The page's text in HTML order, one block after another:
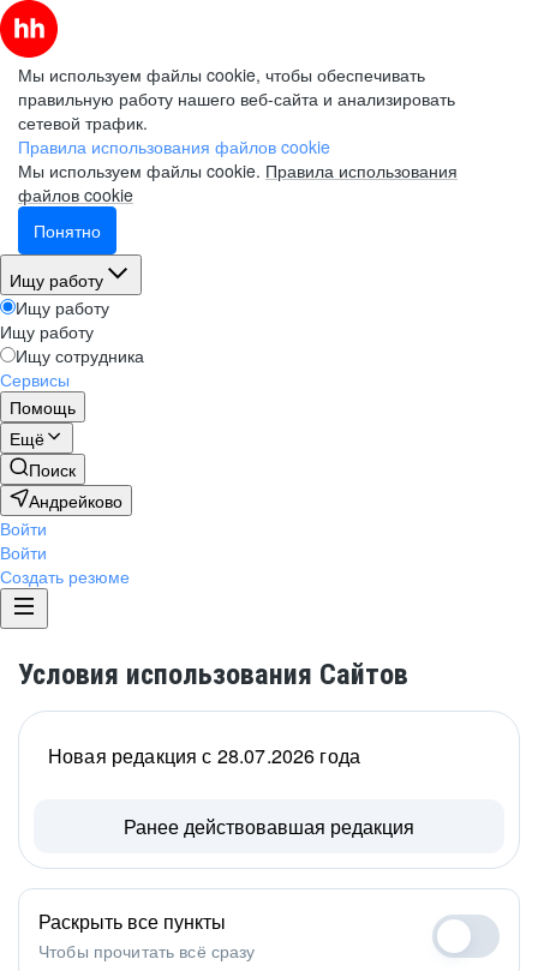
Мы используем файлы cookie, чтобы обеспечивать
правильную работу нашего веб-сайта и анализировать
сетевой трафик.
Правила использования файлов cookie
Мы используем файлы cookie. Правила использования
файлов cookie
Понятно
Ищу работу
Ищу работу
Ищу работу
Ищу сотрудника
Сервисы
Помощь
Ещё
Поиск
Андрейково
Войти
Войти
Создать резюме
Условия использования Сайтов
Новая редакция с 28.07.2026 года
Ранее действовавшая редакция
Раскрыть все пункты
Чтобы прочитать всё сразу